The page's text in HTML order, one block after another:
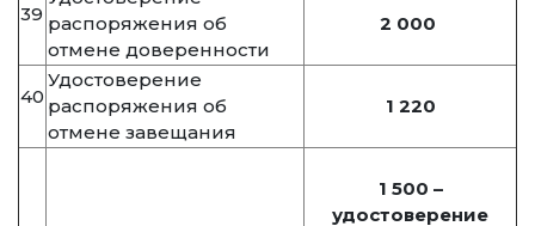
39 распоряжения об
отмене доверенности
2 000
40
Удостоверение
распоряжения об
отмене завещания
1 220
1 500 –
удостоверение